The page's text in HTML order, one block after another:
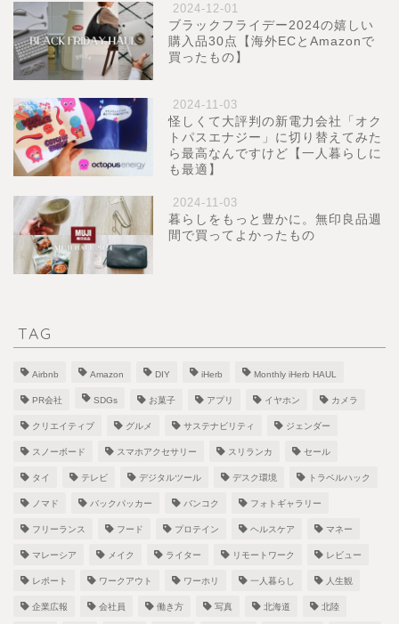
2024-12-01
ブラックフライデー2024の嬉しい
購入品30点【海外ECとAmazonで
買ったもの】
2024-11-03
怪しくて大評判の新電力会社「オク
トパスエナジー」に切り替えてみた
ら最高なんですけど【一人暮らしに
も最適】
2024-11-03
暮らしをもっと豊かに。無印良品週
間で買ってよかったもの
TAG
Airbnb Amazon DIY iHerb Monthly iHerb HAUL
PR会社 SDGs お菓子 アプリ イヤホン カメラ
クリエイティブ グルメ サステナビリティ ジェンダー
スノーボード スマホアクセサリー スリランカ セール
タイ テレビ デジタルツール デスク環境 トラベルハック
ノマド バックパッカー バンコク フォトギャラリー
フリーランス フード プロテイン ヘルスケア マネー
マレーシア メイク ライター リモートワーク レビュー
レポート ワークアウト ワーホリ 一人暮らし 人生観
企業広報 会社員 働き方 写真 北海道 北陸